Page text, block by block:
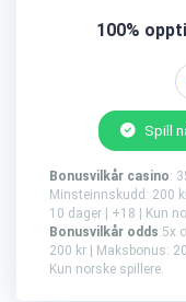
100%
Spill
Bonusvilkår casino:
Minsteinnskudd: 200
10 dager | +18 | Kun
Bonusvilkår odds:5x
200 kr | Maksbonus:
Kun norske spillere.